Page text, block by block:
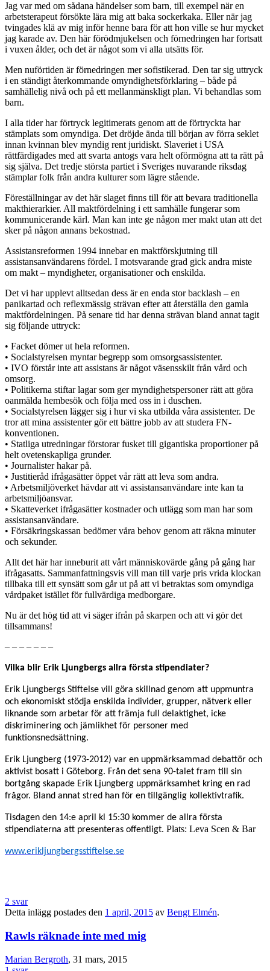
Jag var med om sådana händelser som barn, till exempel när en
arbetsterapeut försökte lära mig att baka sockerkaka. Eller när jag
tvingades klä av mig inför henne bara för att hon ville se hur mycket
jag karade av. Den här förödmjukelsen och förnedringen har fortsatt
i vuxen ålder, och det är något som vi alla utsätts för.
Men nuförtiden är förnedringen mer sofistikerad. Den tar sig uttryck
i en ständigt återkommande omyndighetsförklaring – både på
samhällelig nivå och på ett mellanmänskligt plan. Vi behandlas som
barn.
I alla tider har förtryck legitimerats genom att de förtryckta har
stämplats som omyndiga. Det dröjde ända till början av förra seklet
innan kvinnan blev myndig rent juridiskt. Slaveriet i USA
rättfärdigades med att svarta antogs vara helt oförmögna att ta rätt på
sig själva. Det tredje största partiet i Sveriges nuvarande riksdag
stämplar folk från andra kulturer som lägre stående.
Föreställningar av det här slaget finns till för att bevara traditionella
makthierarkier. All maktfördelning i ett samhälle fungerar som
kommunicerande kärl. Man kan inte ge någon mer makt utan att det
sker på någon annans bekostnad.
Assistansreformen 1994 innebar en maktförskjutning till
assistansanvändarens fördel. I motsvarande grad gick andra miste
om makt – myndigheter, organisationer och enskilda.
Det vi har upplevt alltsedan dess är en enda stor backlash – en
panikartad och reflexmässig strävan efter att återställa den gamla
maktfördelningen. På senare tid har denna strävan bland annat tagit
sig följande uttryck:
• Facket dömer ut hela reformen.
• Socialstyrelsen myntar begrepp som omsorgsassistenter.
• IVO förstår inte att assistans är något väsensskilt från vård och
omsorg.
• Politikerna stiftar lagar som ger myndighetspersoner rätt att göra
oanmälda hembesök och följa med oss in i duschen.
• Socialstyrelsen lägger sig i hur vi ska utbilda våra assistenter. De
tror att mina assistenter gör ett bättre jobb av att studera FN-
konventionen.
• Statliga utredningar förstorar fusket till gigantiska proportioner på
helt ovetenskapliga grunder.
• Journalister hakar på.
• Justitieråd ifrågasätter öppet vår rätt att leva som andra.
• Arbetsmiljöverket hävdar att vi assistansanvändare inte kan ta
arbetsmiljöansvar.
• Skatteverket ifrågasätter kostnader och utlägg som man har som
assistansanvändare.
• Försäkringskassan bedömer våra behov genom att räkna minuter
och sekunder.
Allt det här har inneburit att vårt människovärde gång på gång har
ifrågasatts. Sammanfattningsvis vill man till varje pris vrida klockan
tillbaka till ett synsätt som går ut på att vi betraktas som omyndiga
vårdpaket istället för fullvärdiga medborgare.
Nu är det hög tid att vi säger ifrån på skarpen och att vi gör det
tillsammans!
– – – – – – –
Vilka blir Erik Ljungbergs allra första stipendiater?
Erik Ljungbergs Stiftelse vill göra skillnad genom att uppmuntra
och ekonomiskt stödja enskilda individer, grupper, nätverk eller
liknande som arbetar för att främja full delaktighet, icke
diskriminering och jämlikhet för personer med
funktionsnedsättning.
Erik Ljungberg (1973-2012) var en uppmärksammad debattör och
aktivist bosatt i Göteborg. Från det sena 90-talet fram till sin
bortgång skapade Erik Ljungberg uppmärksamhet kring en rad
frågor. Bland annat stred han för en tillgänglig kollektivtrafik.
Tisdagen den 14:e april kl 15:30 kommer de allra första
stipendiaterna att presenteras offentligt. Plats: Leva Scen & Bar
www.erikljungbergsstiftelse.se
2 svar
Detta inlägg postades den 1 april, 2015 av Bengt Elmén.
Rawls räknade inte med mig
Marian Bergroth, 31 mars, 2015